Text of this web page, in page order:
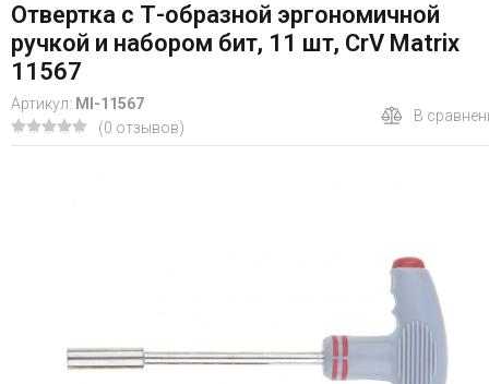
Отвертка с Т-образной эргономичной
ручкой и набором бит, 11 шт, CrV Matrix
11567
Артикул: MI-11567
(0 отзывов)
В